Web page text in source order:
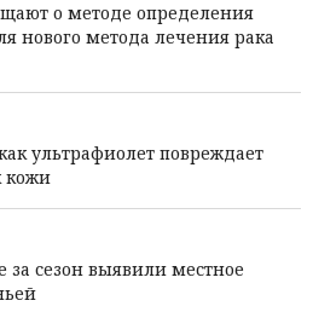
о методе определения
нового метода лечения рака
ультрафиолет повреждает
кожи
сезон выявили местное